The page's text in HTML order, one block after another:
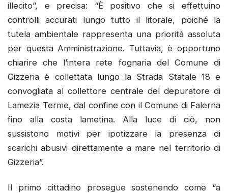
illecito”, e precisa: “È positivo che si effettuino
controlli accurati lungo tutto il litorale, poiché la
tutela ambientale rappresenta una priorità assoluta
per questa Amministrazione. Tuttavia, è opportuno
chiarire che l’intera rete fognaria del Comune di
Gizzeria è collettata lungo la Strada Statale 18 e
convogliata al collettore centrale del depuratore di
Lamezia Terme, dal confine con il Comune di Falerna
fino alla costa lametina. Alla luce di ciò, non
sussistono motivi per ipotizzare la presenza di
scarichi abusivi direttamente a mare nel territorio di
Gizzeria”.
Il primo cittadino prosegue sostenendo come “a